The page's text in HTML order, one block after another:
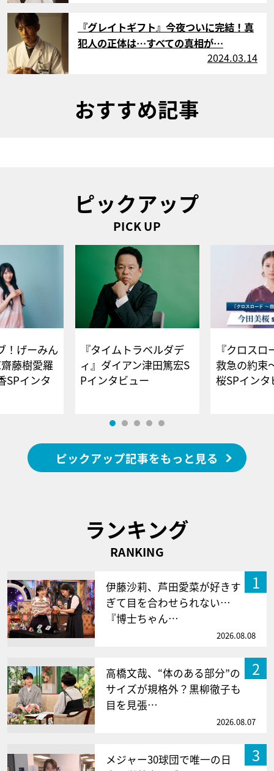
サムネイル
『グレイトギフト』今夜ついに完結！真
犯人の正体は…すべての真相が…
2024.03.14
おすすめ記事
ピックアップ
PICK UP
！げーみん
藤樹愛羅
SPインタ
『タイムトラベルダデ
ィ』ダイアン津田篤宏S
Pインタビュー
『クロス
救急の約束
桜SPイ
ピックアップ記事をもっと見る
ランキング
RANKING
1
伊藤沙莉、芦田愛菜が好きす
ぎて目を合わせられない…
『博士ちゃん…
2026.08.08
2
高橋文哉、“体のある部分”の
サイズが規格外？黒柳徹子も
目を見張…
2026.08.07
3
メジャー30球団で唯一の日